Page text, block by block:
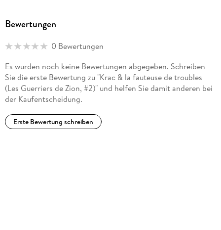
Bewertungen
0 Bewertungen
Es wurden noch keine Bewertungen abgegeben. Schreiben
Sie die erste Bewertung zu "Krac & la fauteuse de troubles
(Les Guerriers de Zion, #2)" und helfen Sie damit anderen bei
der Kaufentscheidung.
Erste Bewertung schreiben